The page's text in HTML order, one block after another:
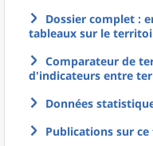
Dossier complet :
tableaux sur le
Comparateur de
d'indicateurs entre
Données
Publications sur